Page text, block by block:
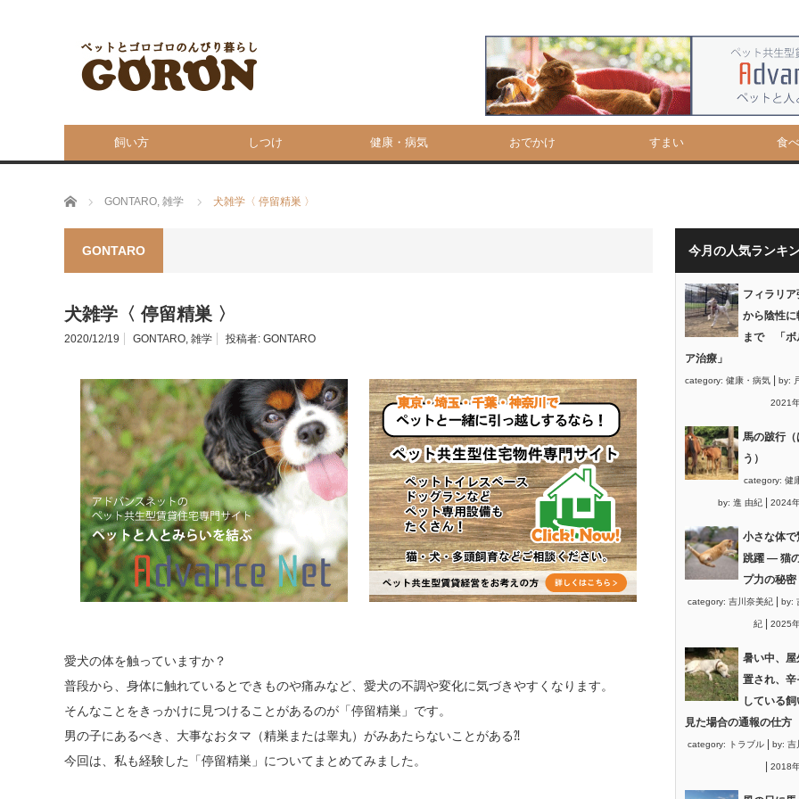
飼い方 しつけ 健康・病気 おでかけ すまい 食
ホーム GONTARO, 雑学 犬雑学〈 停留精巣 〉
GONTARO
犬雑学〈 停留精巣 〉
2020/12/19 GONTARO, 雑学 投稿者: GONTARO
愛犬の体を触っていますか？
普段から、身体に触れているとできものや痛みなど、愛犬の不調や変化に気づきやすくなります。
そんなことをきっかけに見つけることがあるのが「停留精巣」です。
男の子にあるべき、大事なおタマ（精巣または睾丸）がみあたらないことがある⁈
今回は、私も経験した「停留精巣」についてまとめてみました。
今月の人気ランキ
フィラリ
から陰性に
まで 「ボ
ア治療」
category: 健康・病気 by:
2021
馬の跛行（
う）
category: 健
by: 進 由紀 2024
小さな体で
跳躍 ― 猫
プ力の秘密
category: 吉川奈美紀 by:
紀 2025
暑い中、屋
置され、辛
している
見た場合の通報の仕方
category: トラブル by: 吉
2018